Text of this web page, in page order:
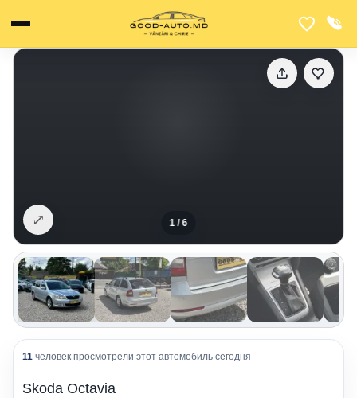
1/6
⤢
11 человек просмотрели этот автомобиль сегодня
Skoda Octavia